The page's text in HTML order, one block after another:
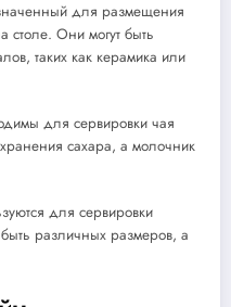
для размещения
столе. Они могут быть
таких как керамика или
для сервировки чая
сахара, а молочник
для сервировки
быть различных размеров, а